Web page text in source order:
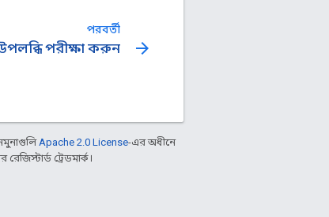
পরবর্তী
পরীক্ষা করুন arrow_forward
Apache 2.0 License-এর অধীনে
ট্রেডমার্ক।